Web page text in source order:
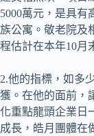
5000萬元，是具有
族公寓。敬老院及
程估計在本年10月
2.他的指標，如多
獲。在他的面前，
化重點龍頭企業日
成長，皓月團體在